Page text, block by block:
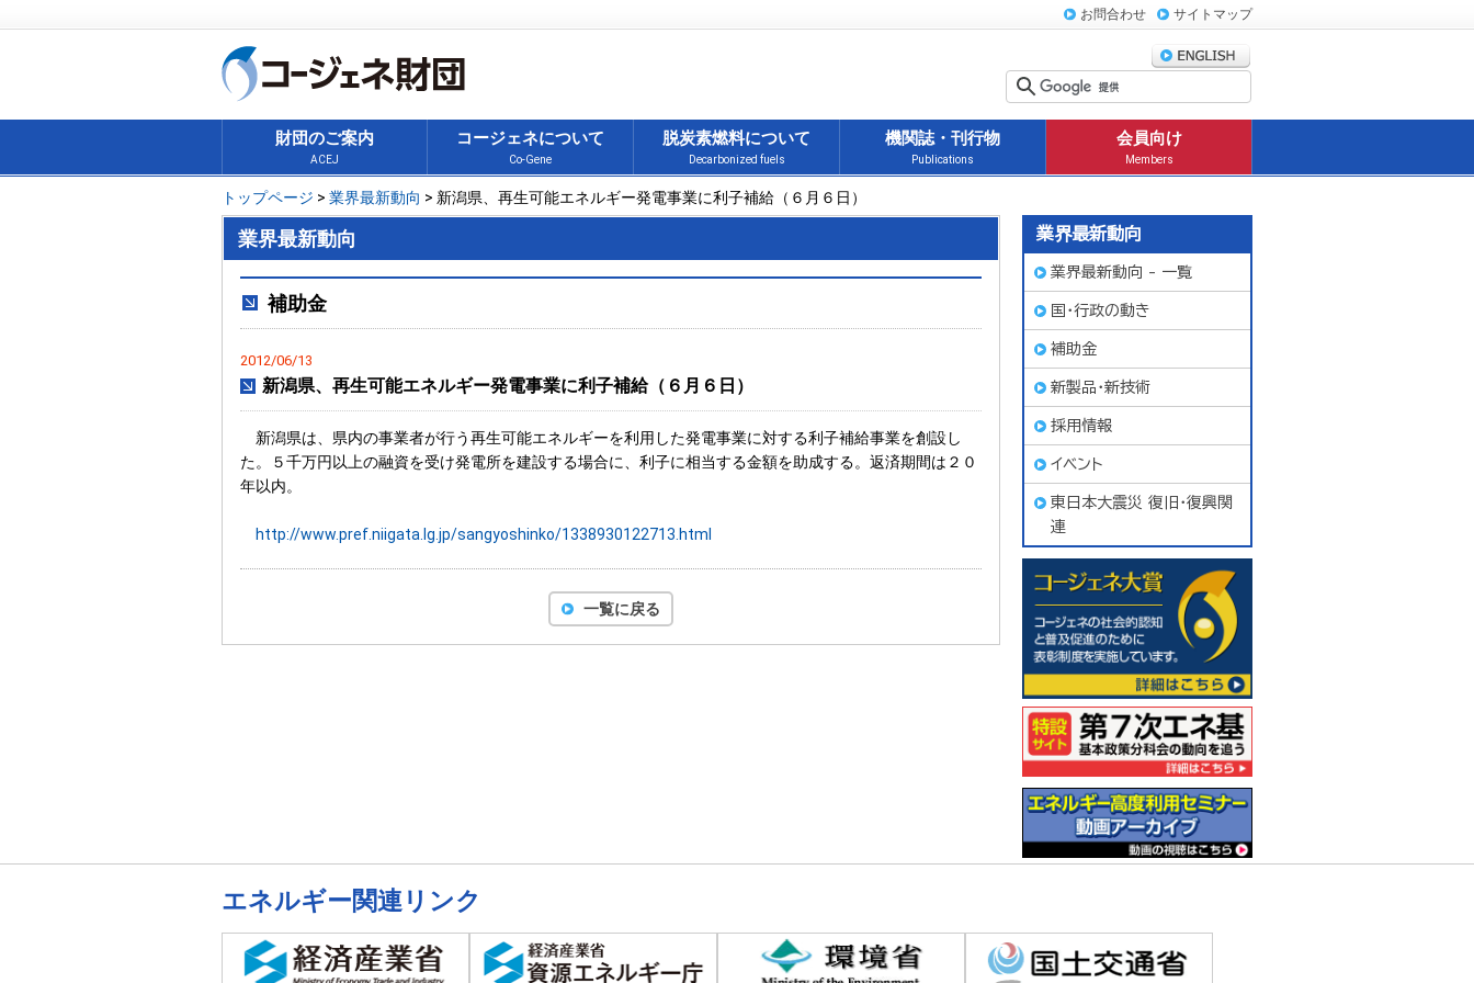
お問合わせ サイトマップ
財団のご案内
ACEJ
コージェネについて
Co-Gene
脱炭素燃料について
Decarbonized fuels
機関誌・刊行物
Publications
会員向け
Members
トップページ > 業界最新動向 > 新潟県、再生可能エネルギー発電事業に利子補給（６月６日）
業界最新動向
補助金
2012/06/13
新潟県、再生可能エネルギー発電事業に利子補給（６月６日）
新潟県は、県内の事業者が行う再生可能エネルギーを利用した発電事業に対する利子補給事業を創設し
た。５千万円以上の融資を受け発電所を建設する場合に、利子に相当する金額を助成する。返済期間は２０
年以内。
http://www.pref.niigata.lg.jp/sangyoshinko/1338930122713.html
一覧に戻る
業界最新動向
業界最新動向 - 一覧
国・行政の動き
補助金
新製品・新技術
採用情報
イベント
東日本大震災 復旧・復興関
連
エネルギー関連リンク